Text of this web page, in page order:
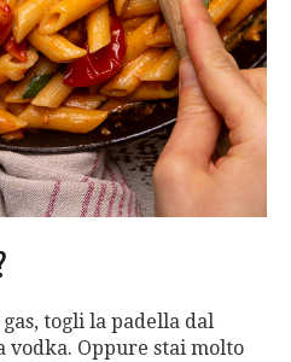
togli la padella dal
vodka. Oppure stai molto